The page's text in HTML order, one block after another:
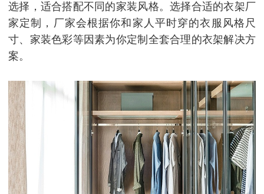
选择，适合搭配不同的家装风格。选择合适的衣架厂
家定制，厂家会根据你和家人平时穿的衣服风格尺
寸、家装色彩等因素为你定制全套合理的衣架解决方
案。